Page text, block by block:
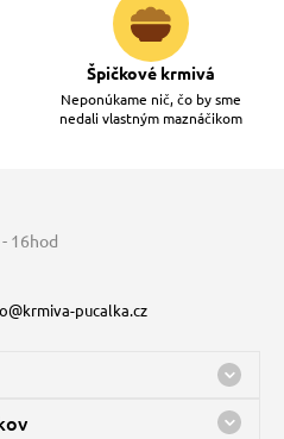
Špičkové krmivá
Neponúkame nič, čo by sme
nedali vlastným maznáčikom
16hod
pucalka.cz